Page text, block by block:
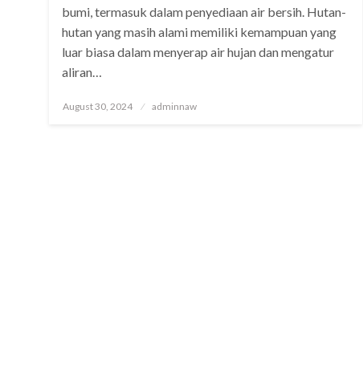
bumi, termasuk dalam penyediaan air bersih. Hutan-
hutan yang masih alami memiliki kemampuan yang
luar biasa dalam menyerap air hujan dan mengatur
aliran…
Posted
August 30, 2024 adminnaw